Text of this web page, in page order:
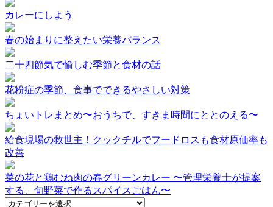
カレーにしよう
春の始まりに整えたい栄養バランス
二十四節気で愉しむ季節と食材の話
花粉症の季節、食事でできるやさしい対策
ちょいトレまとめ〜おうちで、すきま時間にととのえる〜
給食現場の救世主！クックチルでフードロスも食材原価率も
改善
菜の花と鶏むね肉の春グリーンカレー 〜管理栄養士が提案
する、旬野菜で作るスパイスごはん〜